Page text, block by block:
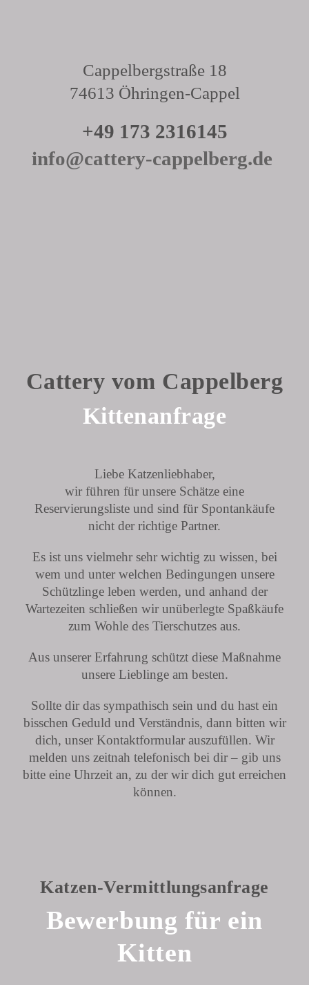
Katzenmama
Katzenzuhause
Cappelbergstraße 18
74613 Öhringen-Cappel
+49 173 2316145
info@cattery-cappelberg.de
Cattery vom Cappelberg
Kittenanfrage
Liebe Katzenliebhaber,
wir führen für unsere Schätze eine
Reservierungsliste und sind für Spontankäufe
nicht der richtige Partner.
Es ist uns vielmehr sehr wichtig zu wissen, bei
wem und unter welchen Bedingungen unsere
Schützlinge leben werden, und anhand der
Wartezeiten schließen wir unüberlegte Spaßkäufe
zum Wohle des Tierschutzes aus.
Aus unserer Erfahrung schützt diese Maßnahme
unsere Lieblinge am besten.
Sollte dir das sympathisch sein und du hast ein
bisschen Geduld und Verständnis, dann bitten wir
dich, unser Kontaktformular auszufüllen. Wir
melden uns zeitnah telefonisch bei dir – gib uns
bitte eine Uhrzeit an, zu der wir dich gut erreichen
können.
Katzen-Vermittlungsanfrage
Bewerbung für ein
Kitten